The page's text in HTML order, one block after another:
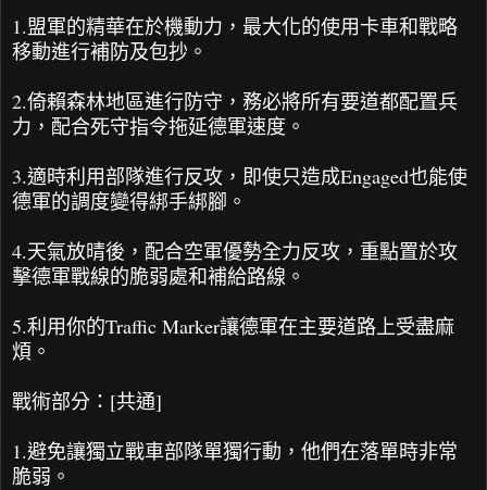
1.盟軍的精華在於機動力，最大化的使用卡車和戰略
移動進行補防及包抄。
2.倚賴森林地區進行防守，務必將所有要道都配置兵
力，配合死守指令拖延德軍速度。
3.適時利用部隊進行反攻，即使只造成Engaged也能使
德軍的調度變得綁手綁腳。
4.天氣放晴後，配合空軍優勢全力反攻，重點置於攻
擊德軍戰線的脆弱處和補給路線。
5.利用你的Traffic Marker讓德軍在主要道路上受盡麻
煩。
戰術部分： [共通]
1.避免讓獨立戰車部隊單獨行動，他們在落單時非常
脆弱。